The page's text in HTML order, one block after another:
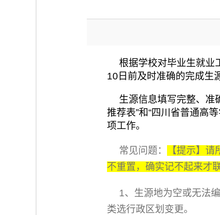
根据学校对毕业生就业
10日前及时准确的完成生
生源信息填写完整、准
推荐表”和“四川省普通高
项工作。
常见问题：
【提示】
不重置，确实记不起来才
1、生源地为空或无法
类选行政区划变更。